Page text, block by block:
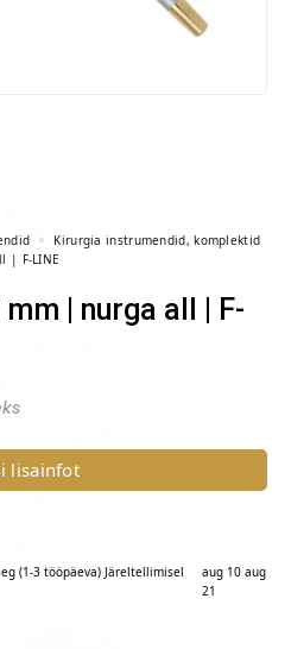
Kirurgia instrumendid, komplektid
| F-LINE
lisainfot
(1-3 tööpäeva) Järeltellimisel
aug 10 aug
21